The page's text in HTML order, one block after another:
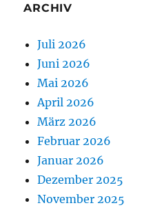
ARCHIV
Juli 2026
Juni 2026
Mai 2026
April 2026
März 2026
Februar 2026
Januar 2026
Dezember 2025
November 2025